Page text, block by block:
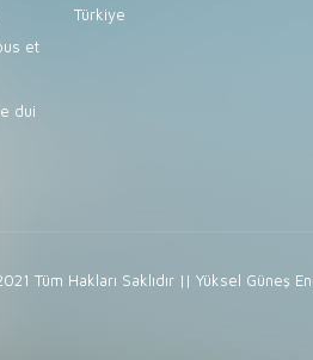
et
dui
Türkiye
Tüm Hakları Saklıdır || Yüksel Güneş